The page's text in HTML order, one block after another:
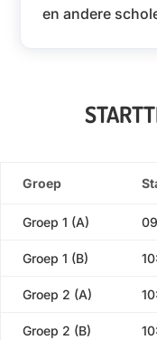
en andere
Groep
Groep 1 (A)
Groep 1 (B)
Groep 2 (A)
Groep 2 (B)